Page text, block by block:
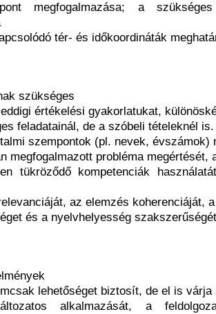
megfogalmazása; a
tér- és időkoordináták
szükséges
értékelési gyakorlatukat,
feladatainál, de a szóbeli tételeknél is.
szempontok (pl. nevek, évszámok)
megfogalmazott probléma megértését,
tükröződő kompetenciák
az elemzés koherenciáját, a
és a nyelvhelyesség
lehetőséget biztosít, de el is várja
alkalmazását, a